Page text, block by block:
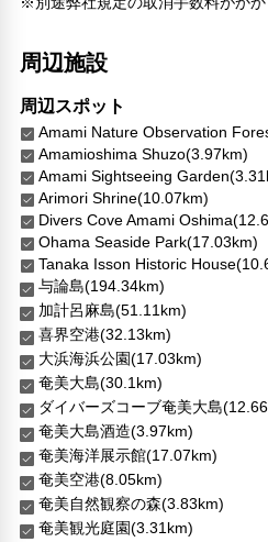
バリアフリー設備
車椅子OK
対応言語
日本語
その他サービス
セーフティボックス（フロント）
24時間セキュリティ
医師/看護師 オンコール待機
フードデリバリー
リネン・衣類の湯洗い
キャッシュレス支払いサービス
周辺施設
周辺スポット
Amami Nature Observation
Amamioshima Shuzo(3.97km)
Amami Sightseeing
Arimori Shrine(10.07km)
Divers Cove Amami
Ohama Seaside Park(17.03km)
Tanaka Isson Historic
与論島(194.34km)
加計呂麻島(51.11km)
喜界空港(32.13km)
大浜海浜公園(17.03km)
奄美大島(30.1km)
ダイバーズコーブ奄美大島
奄美大島酒造(3.97km)
奄美海洋展示館(17.07km)
奄美空港(8.05km)
奄美自然観察の森(3.83km)
奄美観光庭園(3.31km)